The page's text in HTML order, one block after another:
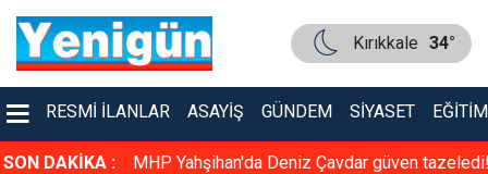
Kırıkkale 34°
RESMI İLANLAR ASAYIŞ GÜNDEM SIYASET EĞITIM
SON DAKİKA :
Resm MHP Yahşihan'da Deniz Çavdar güven